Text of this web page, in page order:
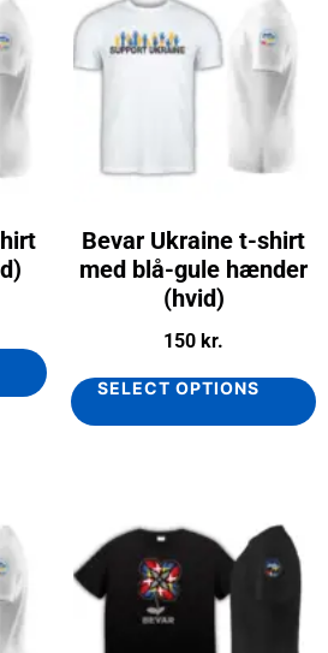
Bevar Ukraine t-shirt
med blå-gule hænder
(hvid)
150 kr.
SELECT OPTIONS